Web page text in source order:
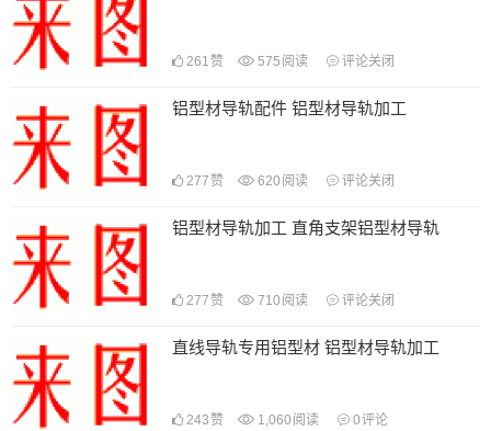
261 赞 575 阅读 评论关闭
铝型材导轨配件 铝型材导轨加工
277 赞 620 阅读 评论关闭
铝型材导轨加工 直角支架铝型材导轨
277 赞 710 阅读 评论关闭
直线导轨专用铝型材 铝型材导轨加工
243 赞 1,060 阅读 0评论